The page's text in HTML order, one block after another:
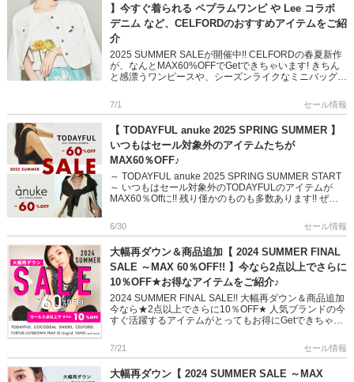
】今すぐ着られる ペプラムワンピ や Lee コラボ
デニム など、CELFORDのおすすめアイテムをご紹
介
2025 SUMMER SALEが開催中!! CELFORDの春夏新作
が、なんとMAX60%OFFでGetできちゃいます! きちん
と感漂うワンピースや、シーズンライクなミニバッグ
7/1 セール情報
【 TODAYFUL anuke 2025 SPRING SUMMER 】
いつもはセール対象外のアイテムたちが
MAX60％OFF♪
～ TODAYFUL anuke 2025 SPRING SUMMER START
～ いつもはセール対象外のTODAYFULのアイテムが
MAX60％Offに!! 残り僅かのものも多数あります!! ぜひ
6/30 セール情報
大幅再ダウン＆商品追加【 2024 SUMMER FINAL
SALE ～MAX 60％OFF!! 】今なら2点以上でさらに
10％OFF★お得なアイテムをご紹介♪
2024 SUMMER FINAL SALE!! 大幅再ダウン＆商品追加
今なら★2点以上でさらに10％OFF★ 人気ブランドの今
すぐ活躍するアイテムがとってもお得にGetできちゃい
7/21 セール情報
大幅再ダウン【 2024 SUMMER SALE ～MAX